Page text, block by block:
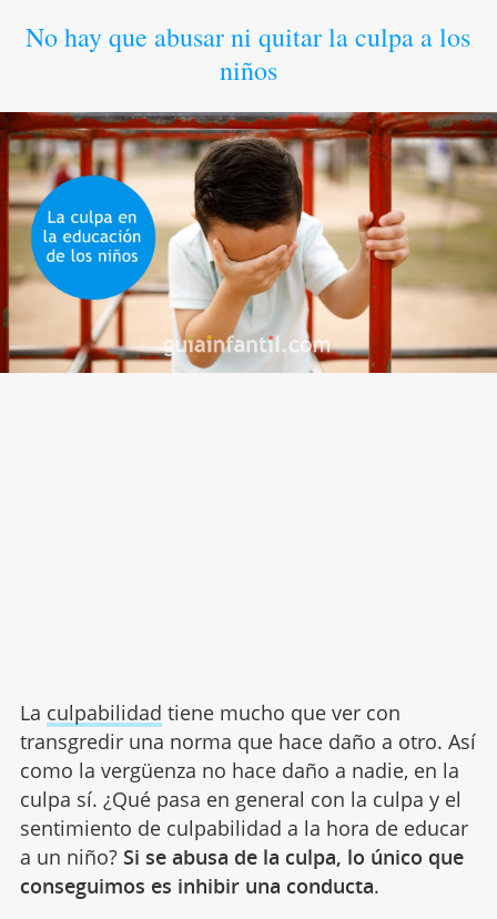
No hay que abusar ni quitar la culpa a los
niños
La culpabilidad tiene mucho que ver con
transgredir una norma que hace daño a otro. Así
como la vergüenza no hace daño a nadie, en la
culpa sí. ¿Qué pasa en general con la culpa y el
sentimiento de culpabilidad a la hora de educar
a un niño? Si se abusa de la culpa, lo único que
conseguimos es inhibir una conducta.